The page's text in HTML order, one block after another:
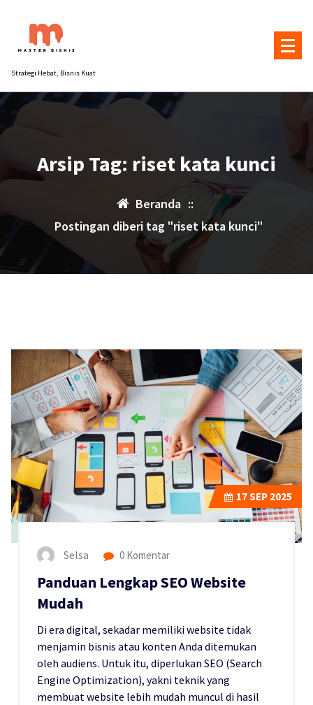
konten
Strategi Hebat, Bisnis Kuat
Arsip Tag: riset kata kunci
Beranda ::
Postingan diberi tag "riset kata kunci"
17SEP 2025
Selsa 0 Komentar
Panduan Lengkap SEO Website
Mudah
Di era digital, sekadar memiliki website tidak
menjamin bisnis atau konten Anda ditemukan
oleh audiens. Untuk itu, diperlukan SEO (Search
Engine Optimization), yakni teknik yang
membuat website lebih mudah muncul di hasil